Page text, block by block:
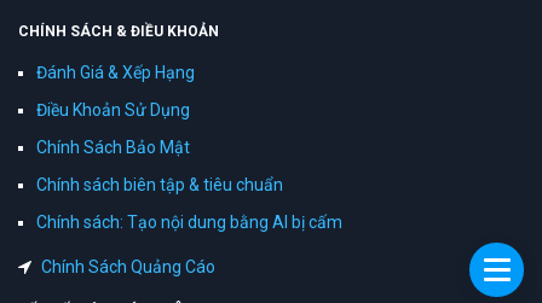
CHÍNH SÁCH & ĐIỀU KHOẢN
Đánh Giá & Xếp Hạng
Điều Khoản Sử Dụng
Chính Sách Bảo Mật
Chính sách biên tập & tiêu chuẩn
Chính sách: Tạo nội dung bằng AI bị cấm
Chính Sách Quảng Cáo